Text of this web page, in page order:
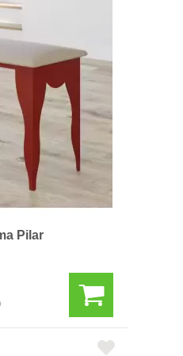
Pilar